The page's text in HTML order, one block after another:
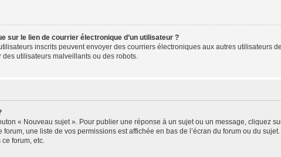
sur le lien de courrier électronique d’un utilisateur ?
inscrits peuvent envoyer des courriers électroniques aux autres utilisateurs
utilisateurs malveillants ou des robots.
« Nouveau sujet ». Pour publier une réponse à un sujet ou un message, cliquez
une liste de vos permissions est affichée en bas de l’écran du forum ou du
forum, etc.